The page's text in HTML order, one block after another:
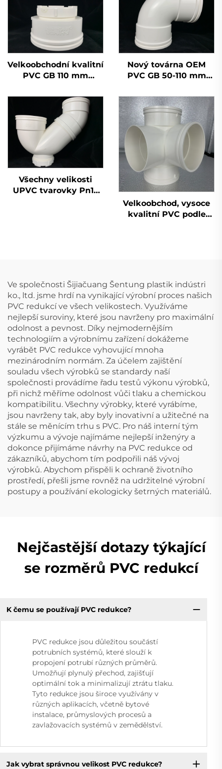
Velkoobchodní kvalitní
PVC GB 110 mm
křížová trubka UPVC
tvarovek závěrná
hlavice 50 mm 200
mm 2 palce
Nový továrna OEM
PVC GB 50-110 mm
UPVC tvarovky 90
stupňů loket
Všechny velikosti
UPVC tvarovky Pn16
Velkoobchod, vysoce
kvalitní PVC podle
Ve společnosti Šijiačuang Šentung plastik indústri
ko., ltd. jsme hrdí na vynikající výrobní proces našich
PVC redukcí ve všech velikostech. Využíváme
nejlepší suroviny, které jsou navrženy pro maximální
odolnost a pevnost. Díky nejmodernějším
technologiím a výrobnímu zařízení dokážeme
vyrábět PVC redukce vyhovující mnoha
mezinárodním normám. Za účelem zajištění
souladu všech výrobků se standardy naší
společnosti provádíme řadu testů výkonu výrobků,
při nichž měříme odolnost vůči tlaku a chemickou
kompatibilitu. Všechny výrobky, které vyrábíme,
jsou navrženy tak, aby byly inovativní a užitečné na
stále se měnícím trhu s PVC. Pro náš interní tým
výzkumu a vývoje najímáme nejlepší inženýry a
dokonce přijímáme návrhy na PVC redukce od
zákazníků, abychom tím podpořili náš vývoj
výrobků. Abychom přispěli k ochraně životního
prostředí, přešli jsme rovněž na udržitelné výrobní
postupy a používání ekologicky šetrných materiálů.
Nejčastější dotazy týkající
se rozměrů PVC redukcí
K čemu se používají PVC redukce?
PVC redukce jsou důležitou součástí
potrubních systémů, které slouží k
propojení potrubí různých průměrů.
Umožňují plynulý přechod, zajišťují
optimální tok a minimalizují ztrátu tlaku.
Tyto redukce jsou široce využívány v
různých aplikacích, včetně bytové
instalace, průmyslových procesů a
zavlažovacích systémů v zemědělství.
Jak vybrat správnou velikost PVC redukce?